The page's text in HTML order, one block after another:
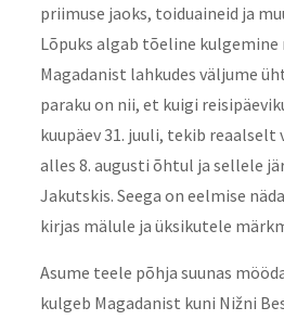
priimuse jaoks, toiduaineid ja
Lõpuks algab tõeline kulgemine
Magadanist lahkudes väljume
paraku on nii, et kuigi
kuupäev 31. juuli, tekib
alles 8. augusti õhtul ja sellele
Jakutskis. Seega on eelmise
kirjas mälule ja üksikutele
Asume teele põhja suunas
kulgeb Magadanist kuni Nižni